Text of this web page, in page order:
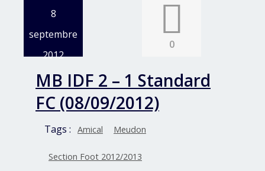
8
septembre
2012
0
MB IDF 2 – 1 Standard
FC (08/09/2012)
Tags : Amical Meudon
Section Foot 2012/2013